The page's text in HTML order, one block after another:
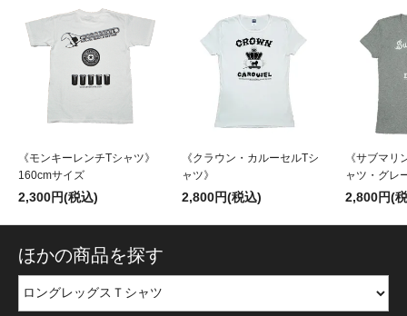
《モンキーレンチTシャツ》
160cmサイズ
2,300円(税込)
《クラウン・カルーセルTシ
ャツ》
2,800円(税込)
《サブマリ
ャツ・グレ
2,800円(
ほかの商品を探す